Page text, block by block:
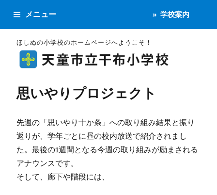
ほしぬの小学校のホームページへようこそ！
メニュー 学校案内
思いやりプロジェクト
先週の「思いやり十か条」への取り組み結果と振り
返りが、学年ごとに昼の校内放送で紹介されまし
た。最後の1週間となる今週の取り組みが励まされる
アナウンスです。
そして、廊下や階段には、